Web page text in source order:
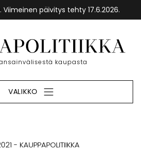
Viimeinen päivitys tehty 17.6.2026.
Etusivu
kaupasta
VALIKKO
KAUPPAPOLITIIKKA